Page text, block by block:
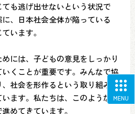
MENU
も逃げ出せないという状況で
、日本社会全体が陥っている
います。
には、子どもの意見をしっかり
くことが重要です。みんなで協
社会を形作るという取り組みが
ます。私たちは、このような活
めてきています。